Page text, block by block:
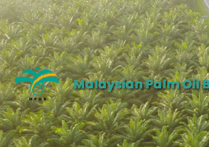
Malaysian Palm Oil